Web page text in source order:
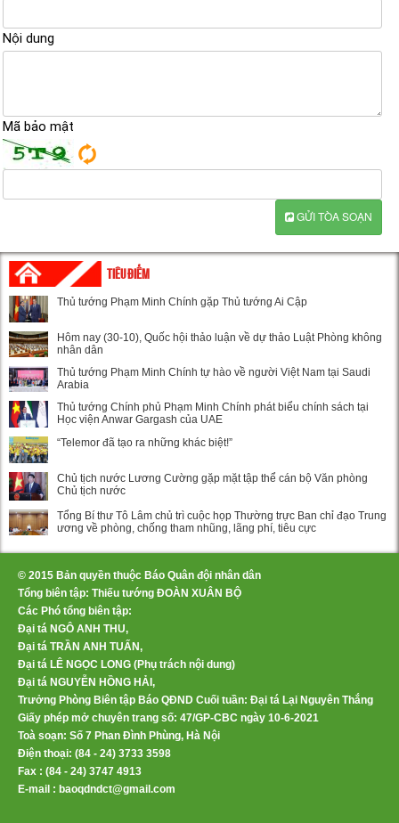
Nội dung
Mã bảo mật
GỬI TÒA SOẠN
TIÊU ĐIỂM
Thủ tướng Phạm Minh Chính gặp Thủ tướng Ai Cập
Hôm nay (30-10), Quốc hội thảo luận về dự thảo Luật Phòng không
nhân dân
Thủ tướng Phạm Minh Chính tự hào về người Việt Nam tại Saudi
Arabia
Thủ tướng Chính phủ Phạm Minh Chính phát biểu chính sách tại
Học viện Anwar Gargash của UAE
“Telemor đã tạo ra những khác biệt!”
Chủ tịch nước Lương Cường gặp mặt tập thể cán bộ Văn phòng
Chủ tịch nước
Tổng Bí thư Tô Lâm chủ trì cuộc họp Thường trực Ban chỉ đạo Trung
ương về phòng, chống tham nhũng, lãng phí, tiêu cực
© 2015 Bản quyền thuộc Báo Quân đội nhân dân
Tổng biên tập: Thiếu tướng ĐOÀN XUÂN BỘ
Các Phó tổng biên tập:
Đại tá NGÔ ANH THU,
Đại tá TRẦN ANH TUẤN,
Đại tá LÊ NGỌC LONG (Phụ trách nội dung)
Đại tá NGUYỄN HỒNG HẢI,
Trưởng Phòng Biên tập Báo QĐND Cuối tuần: Đại tá Lại Nguyên Thắng
Giấy phép mở chuyên trang số: 47/GP-CBC ngày 10-6-2021
Toà soạn: Số 7 Phan Đình Phùng, Hà Nội
Điện thoại: (84 - 24) 3733 3598
Fax : (84 - 24) 3747 4913
E-mail : baoqdndct@gmail.com